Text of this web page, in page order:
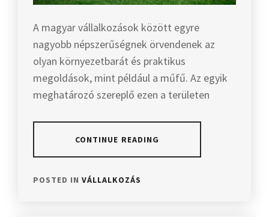
A magyar vállalkozások között egyre
nagyobb népszerűségnek örvendenek az
olyan környezetbarát és praktikus
megoldások, mint például a műfű. Az egyik
meghatározó szereplő ezen a területen
CONTINUE READING
POSTED IN VÁLLALKOZÁS